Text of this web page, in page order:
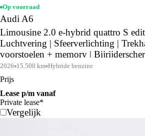
Op voorraad
Audi A6
Limousine 2.0 e-hybrid quattro S
Luchtvering | Sfeerverlichting |
voorstoelen + memory |
camera | Middernachtgroen |
2026 15.500 km Hybride benzine
Prijs
Lease p/m vanaf
Private lease*
Vergelijk